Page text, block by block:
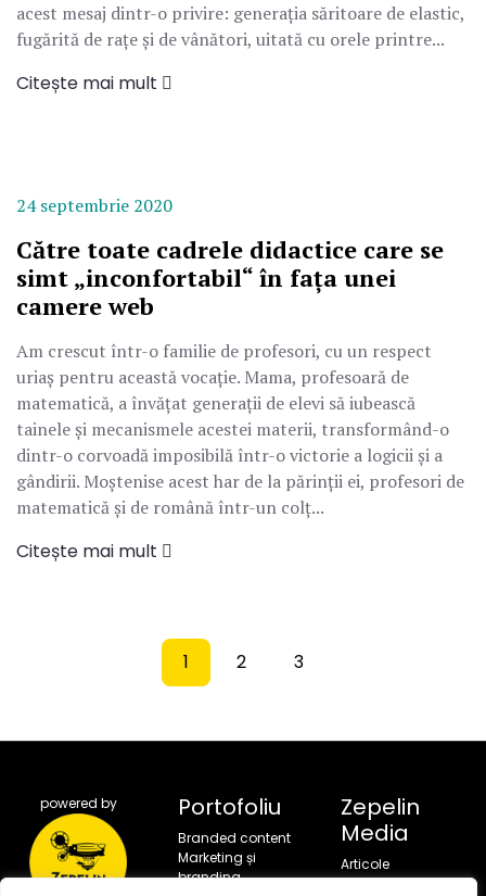
acest mesaj dintr-o privire: generația săritoare de elastic,
fugărită de rațe și de vânători, uitată cu orele printre...
Citește mai mult
24 septembrie 2020
Către toate cadrele didactice care se
simt „inconfortabil“ în fața unei
camere web
Am crescut într-o familie de profesori, cu un respect
uriaș pentru această vocație. Mama, profesoară de
matematică, a învățat generații de elevi să iubească
tainele și mecanismele acestei materii, transformând-o
dintr-o corvoadă imposibilă într-o victorie a logicii și a
gândirii. Moștenise acest har de la părinții ei, profesori de
matematică și de română într-un colț...
Citește mai mult
1 2 3
powered by Portofoliu
Branded content
Marketing și
branding
Zepelin
Media
Articole
Portofoliu